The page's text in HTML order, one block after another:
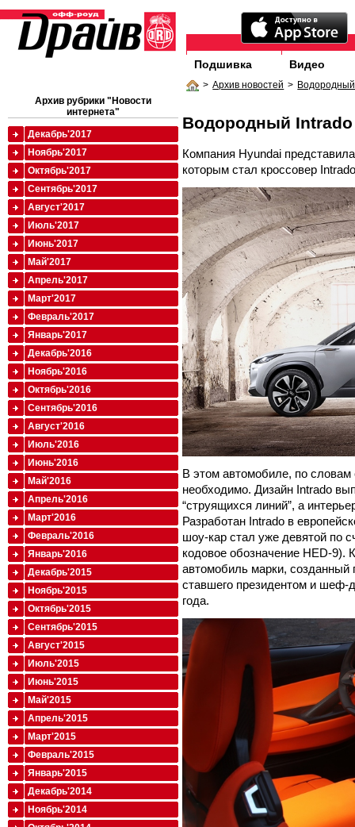
Подшивка Видео
> Архив новостей >
Водородный Intrado
Компания Hyundai
которым стал кроссовер
В этом автомобиле, по словам
необходимо. Дизайн Intrado
“струящихся линий”, а
Разработан Intrado в
шоу-кар стал уже девятой по
кодовое обозначение HED-9).
автомобиль марки,
ставшего президентом и шеф-
года.
Архив рубрики "Новости
интернета"
Декабрь'2017
Ноябрь'2017
Октябрь'2017
Сентябрь'2017
Август'2017
Июль'2017
Июнь'2017
Май'2017
Апрель'2017
Март'2017
Февраль'2017
Январь'2017
Декабрь'2016
Ноябрь'2016
Октябрь'2016
Сентябрь'2016
Август'2016
Июль'2016
Июнь'2016
Май'2016
Апрель'2016
Март'2016
Февраль'2016
Январь'2016
Декабрь'2015
Ноябрь'2015
Октябрь'2015
Сентябрь'2015
Август'2015
Июль'2015
Июнь'2015
Май'2015
Апрель'2015
Март'2015
Февраль'2015
Январь'2015
Декабрь'2014
Ноябрь'2014